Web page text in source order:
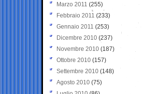
Marzo 2011 (255)
Febbraio 2011 (233)
Gennaio 2011 (253)
Dicembre 2010 (237)
Novembre 2010 (187)
Ottobre 2010 (157)
Settembre 2010 (148)
Agosto 2010 (75)